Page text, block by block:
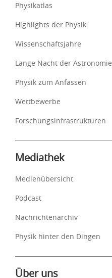
Physikatlas
Highlights der Physik
Wissenschaftsjahre
Lange Nacht der Astronomie
Physik zum Anfassen
Wettbewerbe
Forschungsinfrastrukturen
Mediathek
Medienübersicht
Podcast
Nachrichtenarchiv
Physik hinter den Dingen
Über uns